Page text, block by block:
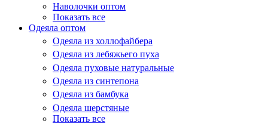
Наволочки оптом
Показать все
Одеяла оптом
Одеяла из холлофайбера
Одеяла из лебяжьего пуха
Одеяла пуховые натуральные
Одеяла из синтепона
Одеяла из бамбука
Одеяла шерстяные
Показать все